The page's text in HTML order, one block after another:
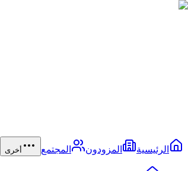
الرئيسية المزودون المجتمع أخرى